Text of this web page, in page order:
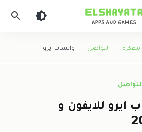
مهكرة - التواصل - واتساب ايرو
ايرو للايفون و